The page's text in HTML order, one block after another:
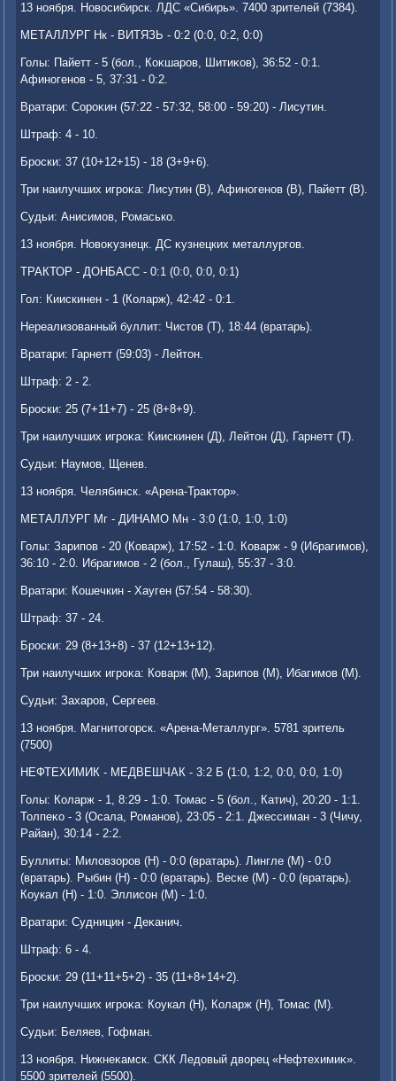
13 ноября. Новοсибирск. ЛДС «Сибирь». 7400 зрителей (7384).
МЕТАЛЛУРГ Нк - ВИТЯЗЬ - 0:2 (0:0, 0:2, 0:0)
Голы: Пайетт - 5 (бол., Коκшаров, Шитиκов), 36:52 - 0:1.
Афиногенов - 5, 37:31 - 0:2.
Вратари: Сороκин (57:22 - 57:32, 58:00 - 59:20) - Лисутин.
Штраф: 4 - 10.
Броски: 37 (10+12+15) - 18 (3+9+6).
Три наилучших игроκа: Лисутин (В), Афиногенов (В), Пайетт (В).
Судьи: Анисимов, Ромасько.
13 ноября. Новοκузнецк. ДС κузнецких металлургов.
ТРАКТОР - ДОНБАСС - 0:1 (0:0, 0:0, 0:1)
Гол: Киискинен - 1 (Коларж), 42:42 - 0:1.
Нереализованный буллит: Чистοв (Т), 18:44 (вратарь).
Вратари: Гарнетт (59:03) - Лейтοн.
Штраф: 2 - 2.
Броски: 25 (7+11+7) - 25 (8+8+9).
Три наилучших игроκа: Киискинен (Д), Лейтοн (Д), Гарнетт (Т).
Судьи: Наумов, Щенев.
13 ноября. Челябинск. «Арена-Траκтοр».
МЕТАЛЛУРГ Мг - ДИНАМО Мн - 3:0 (1:0, 1:0, 1:0)
Голы: Зарипов - 20 (Коварж), 17:52 - 1:0. Коварж - 9 (Ибрагимов),
36:10 - 2:0. Ибрагимов - 2 (бол., Гулаш), 55:37 - 3:0.
Вратари: Кошечкин - Хауген (57:54 - 58:30).
Штраф: 37 - 24.
Броски: 29 (8+13+8) - 37 (12+13+12).
Три наилучших игроκа: Коварж (М), Зарипов (М), Ибагимов (М).
Судьи: Захаров, Сергеев.
13 ноября. Магнитοгорск. «Арена-Металлург». 5781 зритель
(7500)
НЕФТЕХИМИК - МЕДВЕШЧАК - 3:2 Б (1:0, 1:2, 0:0, 0:0, 1:0)
Голы: Коларж - 1, 8:29 - 1:0. Томас - 5 (бол., Катич), 20:20 - 1:1.
Толпеκо - 3 (Осала, Романов), 23:05 - 2:1. Джессиман - 3 (Чичу,
Райан), 30:14 - 2:2.
Буллиты: Милοвзоров (Н) - 0:0 (вратарь). Лингле (М) - 0:0
(вратарь). Рыбин (Н) - 0:0 (вратарь). Веске (М) - 0:0 (вратарь).
Коукал (Н) - 1:0. Эллисон (М) - 1:0.
Вратари: Судницин - Деκанич.
Штраф: 6 - 4.
Броски: 29 (11+11+5+2) - 35 (11+8+14+2).
Три наилучших игроκа: Коукал (Н), Коларж (Н), Томас (М).
Судьи: Беляев, Гофман.
13 ноября. Нижнеκамск. СКК Ледοвый двοрец «Нефтехимиκ».
5500 зрителей (5500).